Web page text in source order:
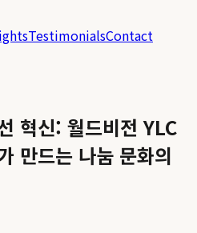
TestimonialsContact
혁신: 월드비전 YLC
만드는 나눔 문화의